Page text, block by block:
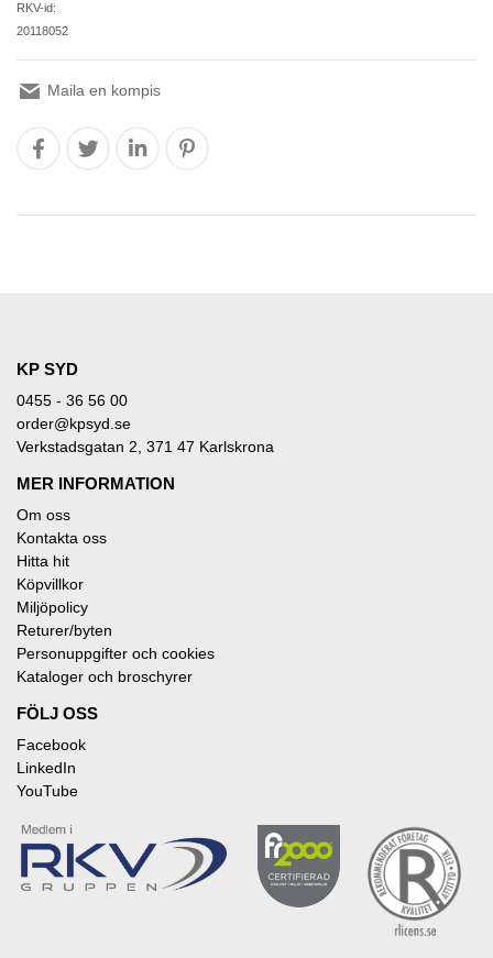
RKV-id:
20118052
Maila en kompis
KP SYD
0455 - 36 56 00
order@kpsyd.se
Verkstadsgatan 2, 371 47 Karlskrona
MER INFORMATION
Om oss
Kontakta oss
Hitta hit
Köpvillkor
Miljöpolicy
Returer/byten
Personuppgifter och cookies
Kataloger och broschyrer
FÖLJ OSS
Facebook
LinkedIn
YouTube